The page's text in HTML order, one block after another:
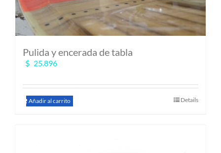
Pulida y encerada de tabla
$ 25.896
Añadir al carrito Details